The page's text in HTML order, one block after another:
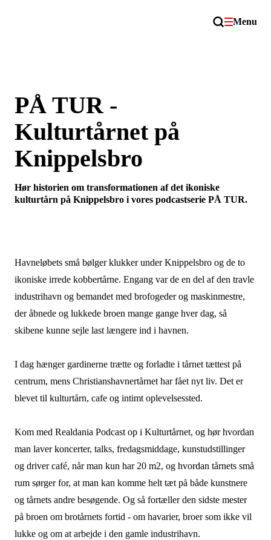
Menu
PÅ TUR -
Kulturtårnet på
Knippelsbro
Hør historien om transformationen af det ikoniske
kulturtårn på Knippelsbro i vores podcastserie PÅ TUR.
Havneløbets små bølger klukker under Knippelsbro og de to
ikoniske irrede kobbertårne. Engang var de en del af den travle
industrihavn og bemandet med brofogeder og maskinmestre,
der åbnede og lukkede broen mange gange hver dag, så
skibene kunne sejle last længere ind i havnen.
I dag hænger gardinerne trætte og forladte i tårnet tættest på
centrum, mens Christianshavnertårnet har fået nyt liv. Det er
blevet til kulturtårn, cafe og intimt oplevelsessted.
Kom med Realdania Podcast op i Kulturtårnet, og hør hvordan
man laver koncerter, talks, fredagsmiddage, kunstudstillinger
og driver café, når man kun har 20 m2, og hvordan tårnets små
rum sørger for, at man kan komme helt tæt på både kunstnere
og tårnets andre besøgende. Og så fortæller den sidste mester
på broen om brotårnets fortid - om havarier, broer som ikke vil
lukke og om at arbejde i den gamle industrihavn.